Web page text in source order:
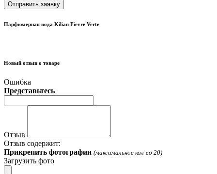
Отправить заявку
Парфюмерная вода Kilian Fievre Verte
Новый отзыв о товаре
Ошибка
Представьтесь
Отзыв
Отзыв содержит:
Прикрепить фотографии (максимальное кол-во 20)
Загрузить фото